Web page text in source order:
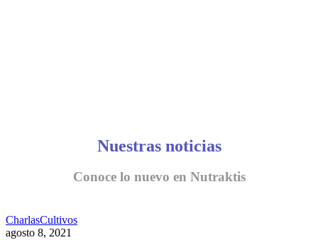
Nuestras noticias
Conoce lo nuevo en Nutraktis
CharlasCultivos
agosto 8, 2021